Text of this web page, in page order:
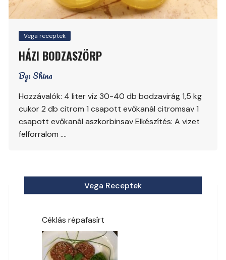
Vega receptek
HÁZI BODZASZÖRP
By: Shina
Hozzávalók: 4 liter víz 30-40 db bodzavirág 1,5 kg
cukor 2 db citrom 1 csapott evőkanál citromsav 1
csapott evőkanál aszkorbinsav Elkészítés: A vizet
felforralom ….
Vega Receptek
Céklás répafasírt